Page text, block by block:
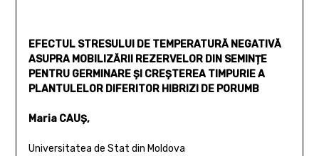
EFECTUL STRESULUI DE TEMPERATURĂ NEGATIVĂ
ASUPRA MOBILIZĂRII REZERVELOR DIN SEMINȚE
PENTRU GERMINARE ȘI CREȘTEREA TIMPURIE A
PLANTULELOR DIFERITOR HIBRIZI DE PORUMB
Maria CAUȘ,
Universitatea de Stat din Moldova